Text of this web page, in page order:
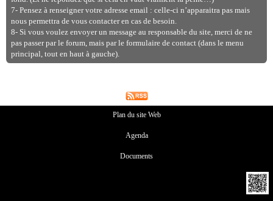
7- Pensez à renseigner votre adresse email : celle-ci n’apparaitra pas mais
nous permettra de vous contacter en cas de besoin.
8- Si vous voulez envoyer un message au responsable du site, merci de ne
pas passer par le forum, mais par le formulaire de contact (dans le menu
principal, tout en haut à gauche).
Plan du site Web
Agenda
Documents